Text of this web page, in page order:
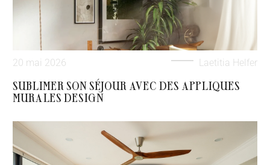
20 mai 2026 Laetitia Helfer
SUBLIMER SON SÉJOUR AVEC DES APPLIQUES
MURALES DESIGN